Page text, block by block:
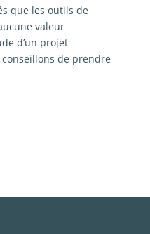
que les outils de
valeur
d’un projet
conseillons de prendre